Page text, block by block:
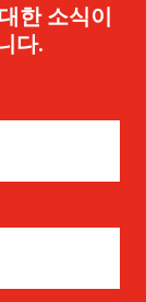
한 소식이
다.